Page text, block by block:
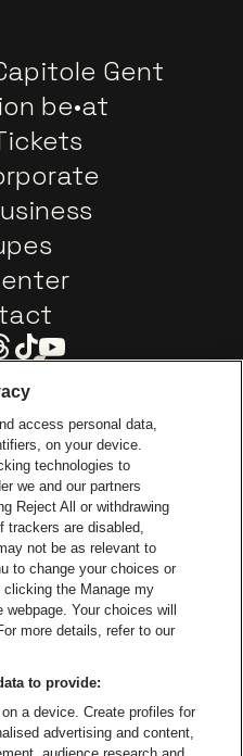
Gent
be•at
TiktokYoutube
de Europcar
Visitez le site
Coca-Cola
Visitez le site de Red Bull
Visitez le
Champagne Pommery
Visitez le site de Le
de Le logo Lillet en
Visitez le site de
Visitez le site
Visitez le
partie debe•at
Gent
2170 Anvers
- RPR Antwerpen
access personal data,
on your device.
technologies to
we and our partners
Reject All or withdrawing
trackers are disabled,
not be as relevant to
to change your choices or
the Manage my
Your choices will
more details, refer to our
to provide:
a device. Create profiles for
advertising and content,